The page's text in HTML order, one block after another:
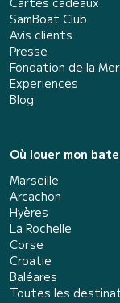
SamBoat Club
Avis clients
Presse
Fondation de la Mer
Experiences
Blog
Où louer mon
Marseille
Arcachon
Hyères
La Rochelle
Corse
Croatie
Baléares
Toutes les